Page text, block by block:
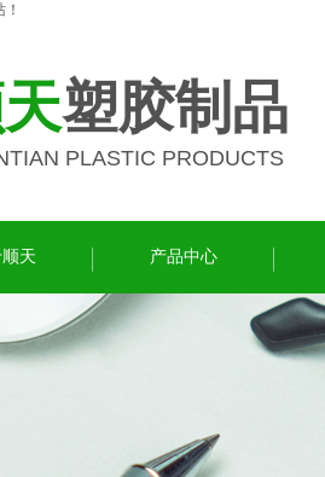
塑胶制品
PLASTIC PRODUCTS
天 产品中心